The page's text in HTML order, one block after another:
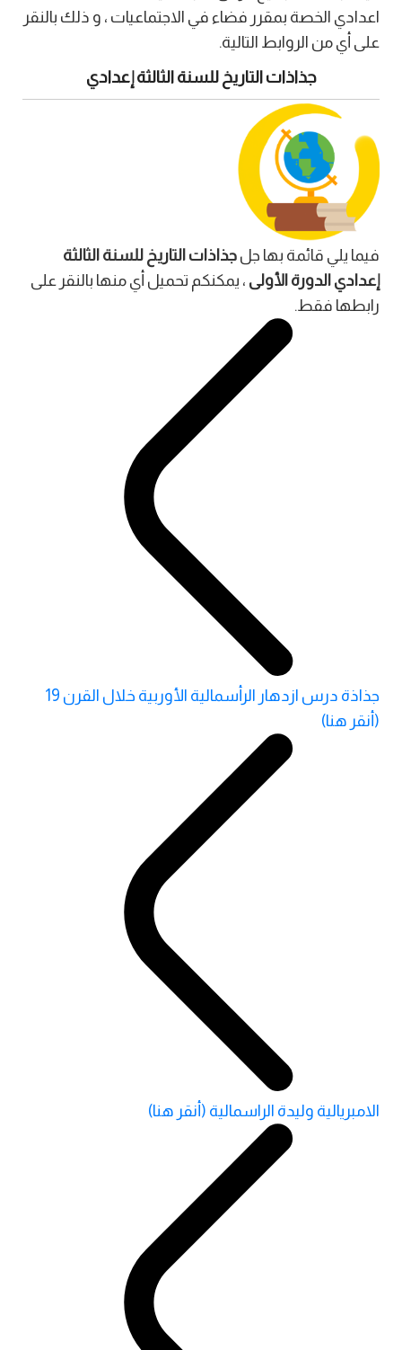
اعدادي الخصة بمقرر فضاء في الاجتماعيات ، و ذلك بالنقر
على أي من الروابط التالية.
جذاذات التاريخ للسنة الثالثة إعدادي
فيما يلي قائمة بها جل جذاذات التاريخ للسنة الثالثة
إعدادي الدورة الأولى ، يمكنكم تحميل أي منها بالنقر على
رابطها فقط.
جذاذة درس ازدهار الرأسمالية الأوربية خلال القرن 19
(أنقر هنا)
الامبريالية وليدة الراسمالية (أنقر هنا)